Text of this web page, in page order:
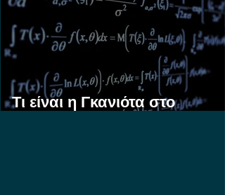
Τι είναι η Γκανιότα στο